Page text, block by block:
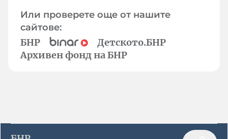
Или проверете още от нашите
сайтове:
БНР
Детското.БНР
Архивен фонд на БНР